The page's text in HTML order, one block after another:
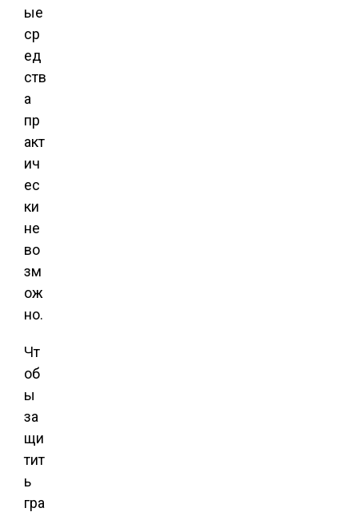
ые
ср
ед
ств
а
пр
акт
ич
ес
ки
не
во
зм
ож
но.
Чт
об
ы
за
щи
тит
ь
гра